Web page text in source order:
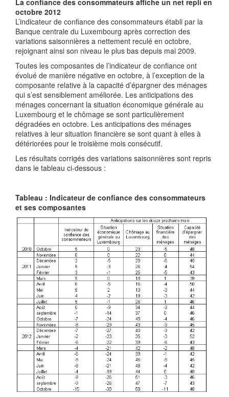
La confiance des consommateurs affiche un net repli en
octobre 2012
L’indicateur de confiance des consommateurs établi par la
Banque centrale du Luxembourg après correction des
variations saisonnières a nettement reculé en octobre,
rejoignant ainsi son niveau le plus bas depuis mai 2009.
Toutes les composantes de l’indicateur de confiance ont
évolué de manière négative en octobre, à l’exception de la
composante relative à la capacité d’épargner des ménages
qui s’est sensiblement améliorée. Les anticipations des
ménages concernant la situation économique générale au
Luxembourg et le chômage se sont particulièrement
dégradées en octobre. Les anticipations des ménages
relatives à leur situation financière se sont quant à elles à
détériorées pour le troisième mois consécutif.
Les résultats corrigés des variations saisonnières sont repris
dans le tableau ci-dessous :
Tableau : Indicateur de confiance des consommateurs
et ses composantes